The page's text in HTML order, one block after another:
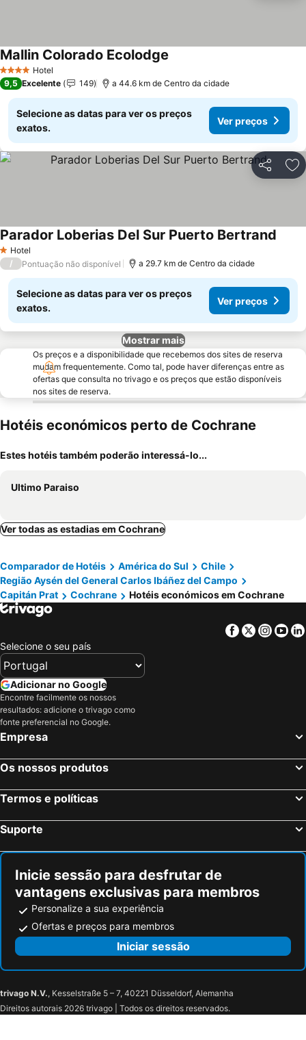
4 EstrelasHotel
Mallin Colorado Ecolodge
9,5 Excelente 149 a 44.6 km de Centro da cidade
Selecione as datas para ver os preços
exatos.
Ver preços
Partilhar
1 Estrelas
Hotel
Parador Loberias Del Sur Puerto Bertrand
/ Pontuação não disponível a 29.7 km de Centro da cidade
Selecione as datas para ver os preços
exatos.
Ver preços
Mostrar mais
Os preços e a disponibilidade que recebemos dos sites de reserva
mudam frequentemente. Como tal, pode haver diferenças entre as
ofertas que consulta no trivago e os preços que estão disponíveis
nos sites de reserva.
Hotéis económicos perto de Cochrane
Estes hotéis também poderão interessá-lo...
Ultimo Paraiso
Ver todas as estadias em Cochrane
Comparador de Hotéis América do Sul
Chile
Região Aysén del General Carlos Ibáñez del Campo
Capitán Prat
Cochrane Hotéis económicos em Cochrane
Facebook
Twitter
Selecione o seu país
Adicionar no Google
Encontre facilmente os nossos
resultados: adicione o trivago como
fonte preferencial no Google.
Empresa
Os nossos produtos
Termos e políticas
Suporte
Inicie sessão para desfrutar de
vantagens exclusivas para membros
Personalize a sua experiência
Ofertas e preços para membros
Iniciar sessão
trivago N.V., Kesselstraße 5 – 7, 40221 Düsseldorf, Alemanha
Direitos autorais 2026 trivago | Todos os direitos reservados.